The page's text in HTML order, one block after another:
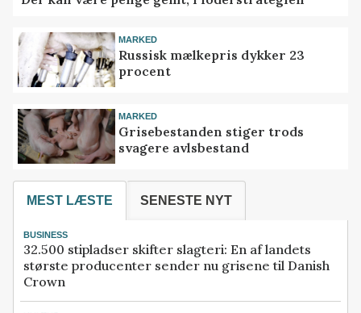
MARKED
Russisk mælkepris dykker 23
procent
MARKED
Grisebestanden stiger trods
svagere avlsbestand
MEST LÆSTE SENESTE NYT
BUSINESS
32.500 stipladser skifter slagteri: En af landets
største producenter sender nu grisene til Danish
Crown